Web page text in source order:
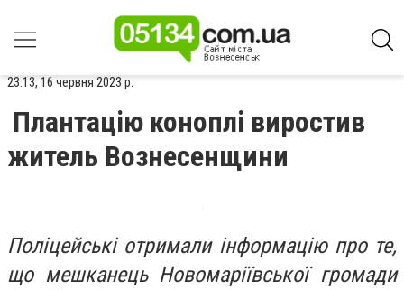
23:13, 16 червня 2023 р.
Плантацію коноплі виростив
житель Вознесенщини
Поліцейські отримали інформацію про те,
що мешканець Новомаріївської громади